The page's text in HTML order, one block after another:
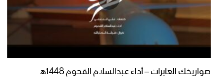
صواريخك العابرات – أداء عبدالسلام القحوم 1448هـ